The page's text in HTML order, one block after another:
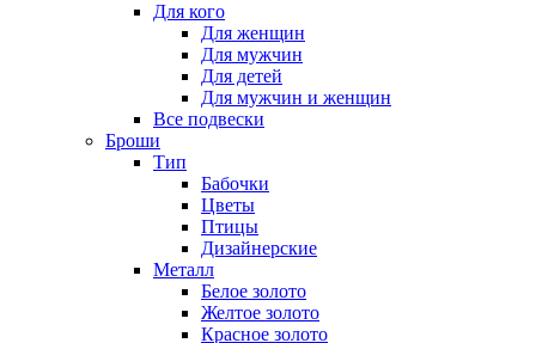
Для кого
Для женщин
Для мужчин
Для детей
Для мужчин и женщин
Все подвески
Броши
Тип
Бабочки
Цветы
Птицы
Дизайнерские
Металл
Белое золото
Желтое золото
Красное золото